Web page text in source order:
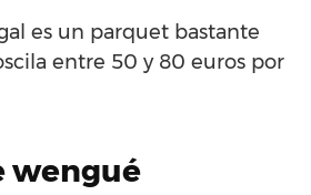
es un parquet bastante
entre 50 y 80 euros por
wengué